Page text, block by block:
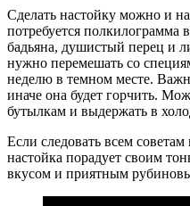
Сделать настойку можно и
потребуется
бадьяна, душистый перец и
нужно перемешать со
неделю в темном месте.
иначе она будет горчить.
бутылкам и выдержать в
Если следовать всем
настойка порадует своим
вкусом и приятным